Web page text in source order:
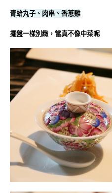
青蛤丸子 、肉串、香蔥雞
擺盤一樣別緻，當真不像中菜呢